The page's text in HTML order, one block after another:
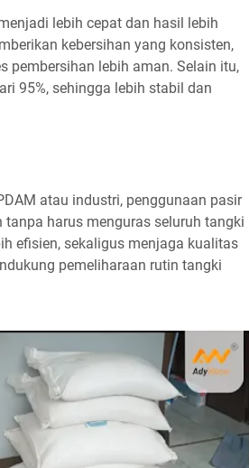
lebih cepat dan hasil lebih
kebersihan yang konsisten,
pembersihan lebih aman. Selain itu,
95%, sehingga lebih stabil dan
atau industri, penggunaan pasir
harus menguras seluruh tangki
efisien, sekaligus menjaga kualitas
pemeliharaan rutin tangki